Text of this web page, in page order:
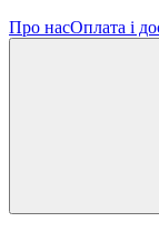
Про насОплата і